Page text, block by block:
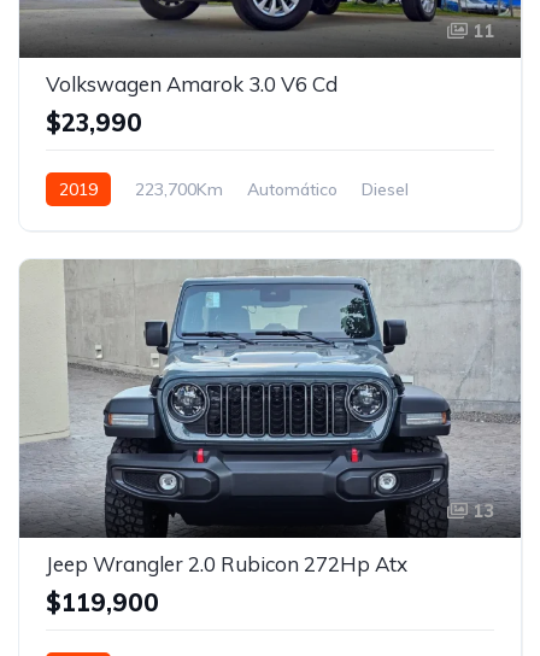
11
Volkswagen Amarok 3.0 V6 Cd
$23,990
2019 223,700Km Automático
Diesel
13
Jeep Wrangler 2.0 Rubicon 272Hp Atx
$119,900